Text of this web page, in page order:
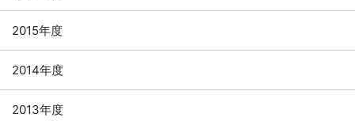
2015年度
2014年度
2013年度